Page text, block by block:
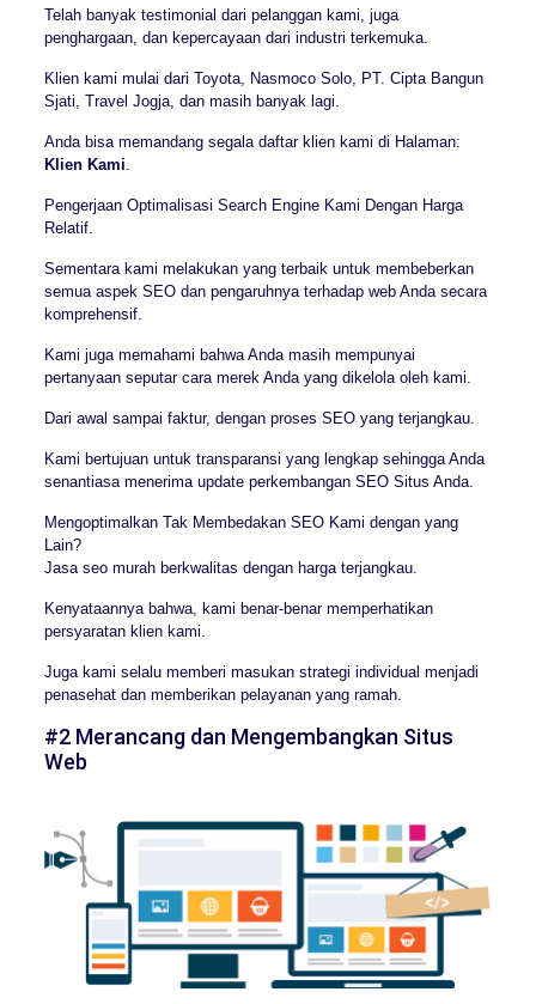
Telah banyak testimonial dari pelanggan kami, juga
penghargaan, dan kepercayaan dari industri terkemuka.
Klien kami mulai dari Toyota, Nasmoco Solo, PT. Cipta Bangun
Sjati, Travel Jogja, dan masih banyak lagi.
Anda bisa memandang segala daftar klien kami di Halaman:
Klien Kami
Pengerjaan Optimalisasi Search Engine Kami Dengan Harga
Relatif.
Sementara kami melakukan yang terbaik untuk membeberkan
semua aspek SEO dan pengaruhnya terhadap web Anda secara
komprehensif.
Kami juga memahami bahwa Anda masih mempunyai
pertanyaan seputar cara merek Anda yang dikelola oleh kami.
Dari awal sampai faktur, dengan proses SEO yang terjangkau.
Kami bertujuan untuk transparansi yang lengkap sehingga Anda
senantiasa menerima update perkembangan SEO Situs Anda.
Mengoptimalkan Tak Membedakan SEO Kami dengan yang
Lain?
Jasa seo murah berkwalitas dengan harga terjangkau.
Kenyataannya bahwa, kami benar-benar memperhatikan
persyaratan klien kami.
Juga kami selalu memberi masukan strategi individual menjadi
penasehat dan memberikan pelayanan yang ramah.
#2 Merancang dan Mengembangkan Situs
Web